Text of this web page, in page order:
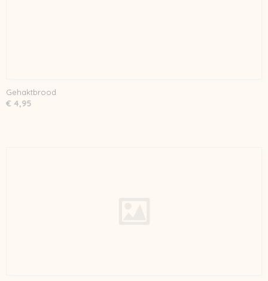
Gehaktbrood
€ 4,95